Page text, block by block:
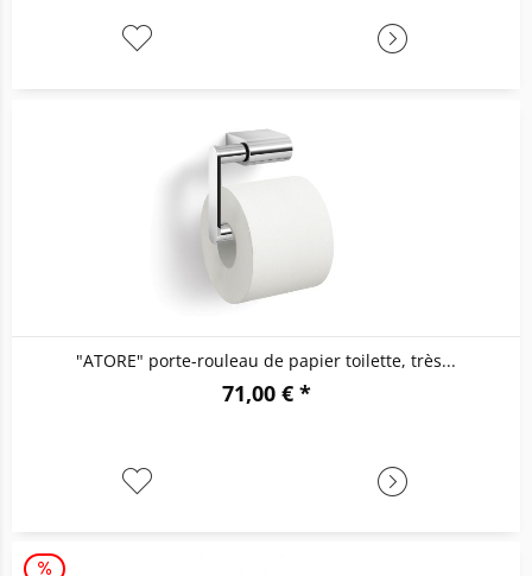
"ATORE" porte-rouleau de papier toilette, très...
71,00 € *